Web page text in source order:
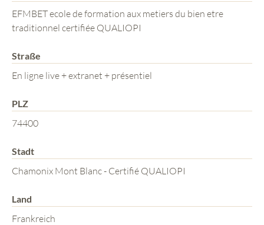
EFMBET ecole de formation aux metiers du bien etre
traditionnel certifiée QUALIOPI
Straße
En ligne live + extranet + présentiel
PLZ
74400
Stadt
Chamonix Mont Blanc - Certifié QUALIOPI
Land
Frankreich